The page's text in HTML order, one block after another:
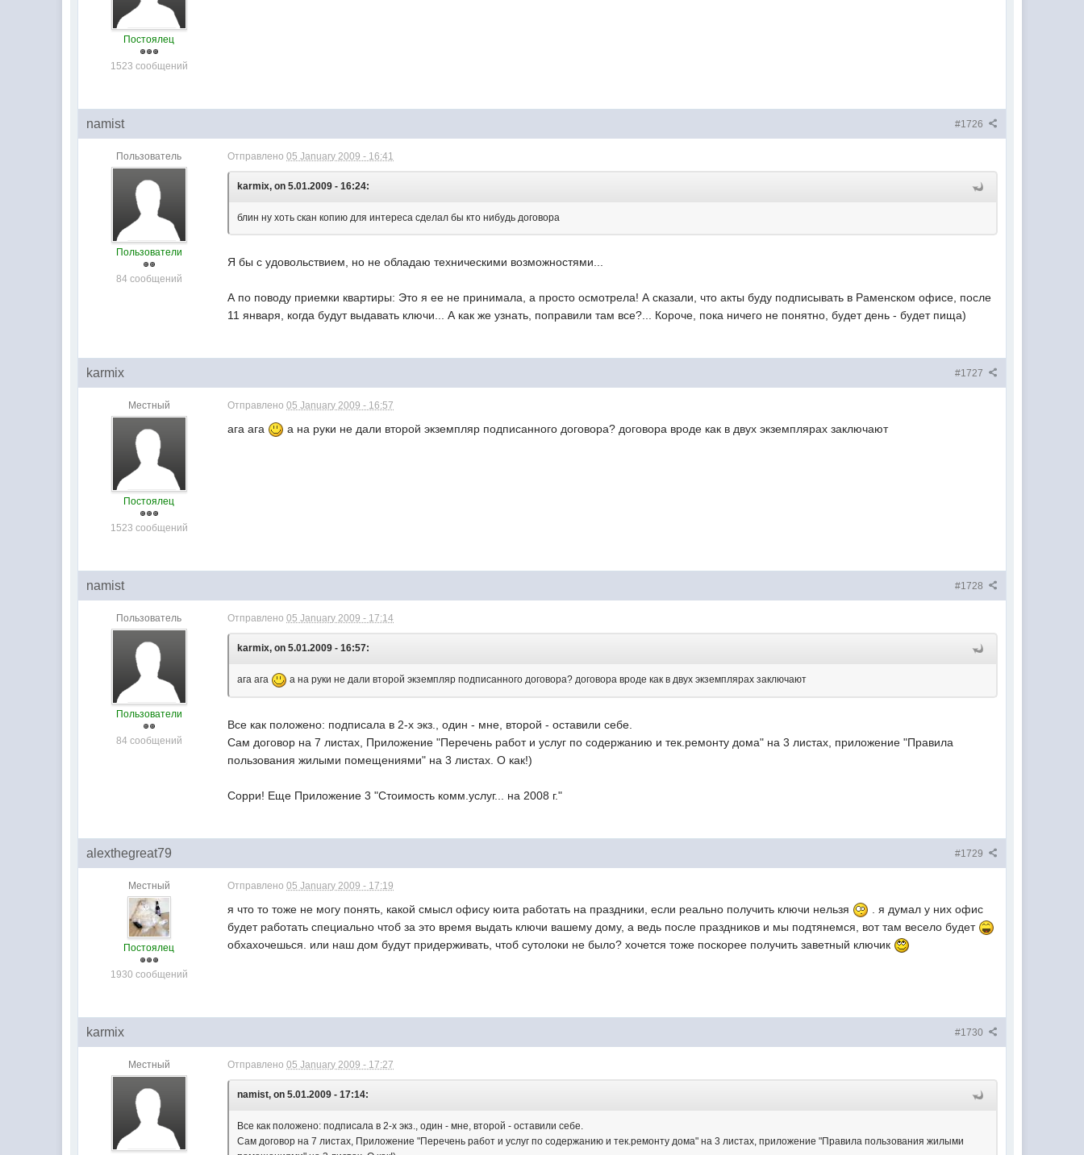
Постоялец
1523 сообщений
#1726
namist
Пользователь
Пользователи
84 сообщений
Отправлено05 January 2009 - 16:41
karmix, on 5.01.2009 - 16:24:
блин ну хоть скан копию для интереса сделал бы кто нибудь договора
Я бы с удовольствием, но не обладаю техническими возможностями...
А по поводу приемки квартиры: Это я ее не принимала, а просто осмотрела! А сказали, что акты буду подписывать в Раменском офисе, после
11 января, когда будут выдавать ключи... А как же узнать, поправили там все?... Короче, пока ничего не понятно, будет день - будет пища)
#1727
karmix
Местный
Постоялец
1523 сообщений
Отправлено05 January 2009 - 16:57
ага ага а на руки не дали второй экземпляр подписанного договора? договора вроде как в двух экземплярах заключают
#1728
namist
Пользователь
Пользователи
84 сообщений
Отправлено05 January 2009 - 17:14
karmix, on 5.01.2009 - 16:57:
ага ага а на руки не дали второй экземпляр подписанного договора? договора вроде как в двух экземплярах заключают
Все как положено: подписала в 2-х экз., один - мне, второй - оставили себе.
Сам договор на 7 листах, Приложение "Перечень работ и услуг по содержанию и тек.ремонту дома" на 3 листах, приложение "Правила
пользования жилыми помещениями" на 3 листах. О как!)
Сорри! Еще Приложение 3 "Стоимость комм.услуг... на 2008 г."
#1729
alexthegreat79
Местный
Постоялец
1930 сообщений
Отправлено05 January 2009 - 17:19
я что то тоже не могу понять, какой смысл офису юита работать на праздники, если реально получить ключи нельзя
. я думал у них офис
будет работать специально чтоб за это время выдать ключи вашему дому, а ведь после праздников и мы подтянемся, вот там весело будет
обхахочешься. или наш дом будут придерживать, чтоб сутолоки не было? хочется тоже поскорее получить заветный ключик
#1730
karmix
Местный Отправлено05 January 2009 - 17:27
namist, on 5.01.2009 - 17:14:
Все как положено: подписала в 2-х экз., один - мне, второй - оставили себе.
Сам договор на 7 листах, Приложение "Перечень работ и услуг по содержанию и тек.ремонту дома" на 3 листах, приложение "Правила пользования жилыми